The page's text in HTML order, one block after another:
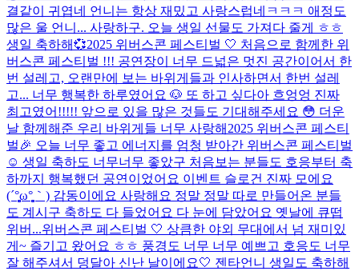
결같이 귀엽네 언니는 항상 재밌고 사랑스럽네ㅋㅋㅋ 애정도
많은 울 언니... 사랑하구. 오늘 생일 선물도 가져다 줄게 ㅎㅎ
생일 축하해💞2025 위버스콘 페스티벌 🤍 처음으로 함께한 위
버스콘 페스티벌 !!! 공연장이 너무 드넓은 멋진 공간이어서 한
번 설레고, 오랜만에 보는 바위게들과 인사하면서 한번 설레
고... 너무 행복한 하루였어요 🐶 또 하고 싶다아 흐엉엉 진짜
최고였어!!!!! 앞으로 있을 많은 것들도 기대해주세요 😳 더운
날 함께해준 우리 바위게들 너무 사랑해 2025 위버스콘 페스티
벌🎉 오늘 너무 좋고 에너지를 엄청 받아간 위버스콘 페스티벌
☺️ 생일 축하도 너무너무 좋았구 처음보는 분들도 호응부터 축
하까지 행복했던 공연이었어요 이벤트 슬로건 진짜 모에요
(´°̥̥̥̥̥̥̥̥ω°̥̥̥̥̥̥̥̥｀) 감동이에요 사랑해요 정말 정말 따로 만들어온 분들
도 계시구 축하도 다 들었어요 다 눈에 담았어요 옛날에 큐떱
위버...위버스콘 페스티벌 🤍 상큼한 야외 무대에서 넘 재미있
게~ 즐기고 왔어요 ㅎㅎ 풍경도 너무 너무 예쁘고 호응도 너무
잘 해주셔서 덩달아 신난 날이에요🤍 젠타언니 생일도 축하해